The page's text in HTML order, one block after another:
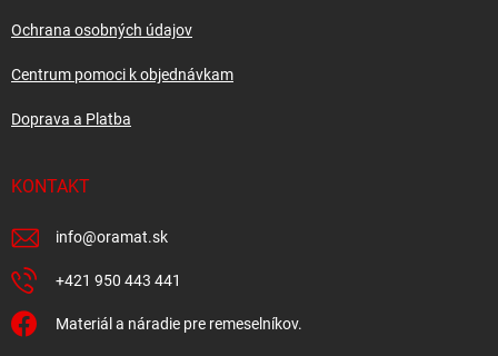
Ochrana osobných údajov
Centrum pomoci k objednávkam
Doprava a Platba
KONTAKT
info@oramat.sk
+421 950 443 441
Materiál a náradie pre remeselníkov.